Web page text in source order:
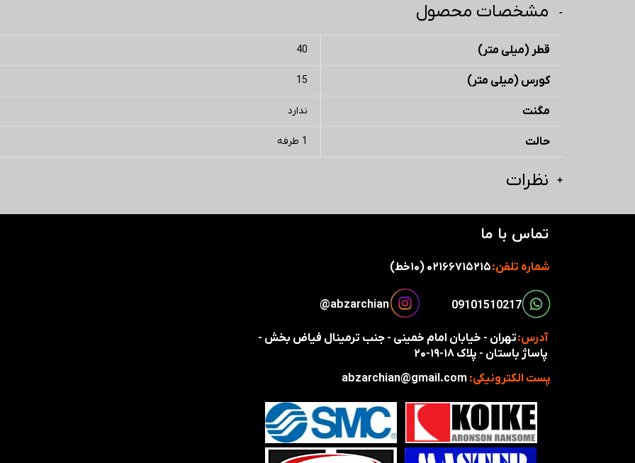
مشخصات محصول
قطر (میلی متر) 40
کورس (میلی متر) 15
مگنت ندارد
حالت 1 طرفه
نظرات
تماس با ما
شماره تلفن:
آدرس:تهران - خیابان امام خمینی - جنب ترمینال فیاض بخش -
پاساژ باستان - پلاک ۱۸-۱۹-۲۰
پست الکترونیکی: abzarchian@gmail.com
​​09101510217​​​​​​​
​​​abzarchian@